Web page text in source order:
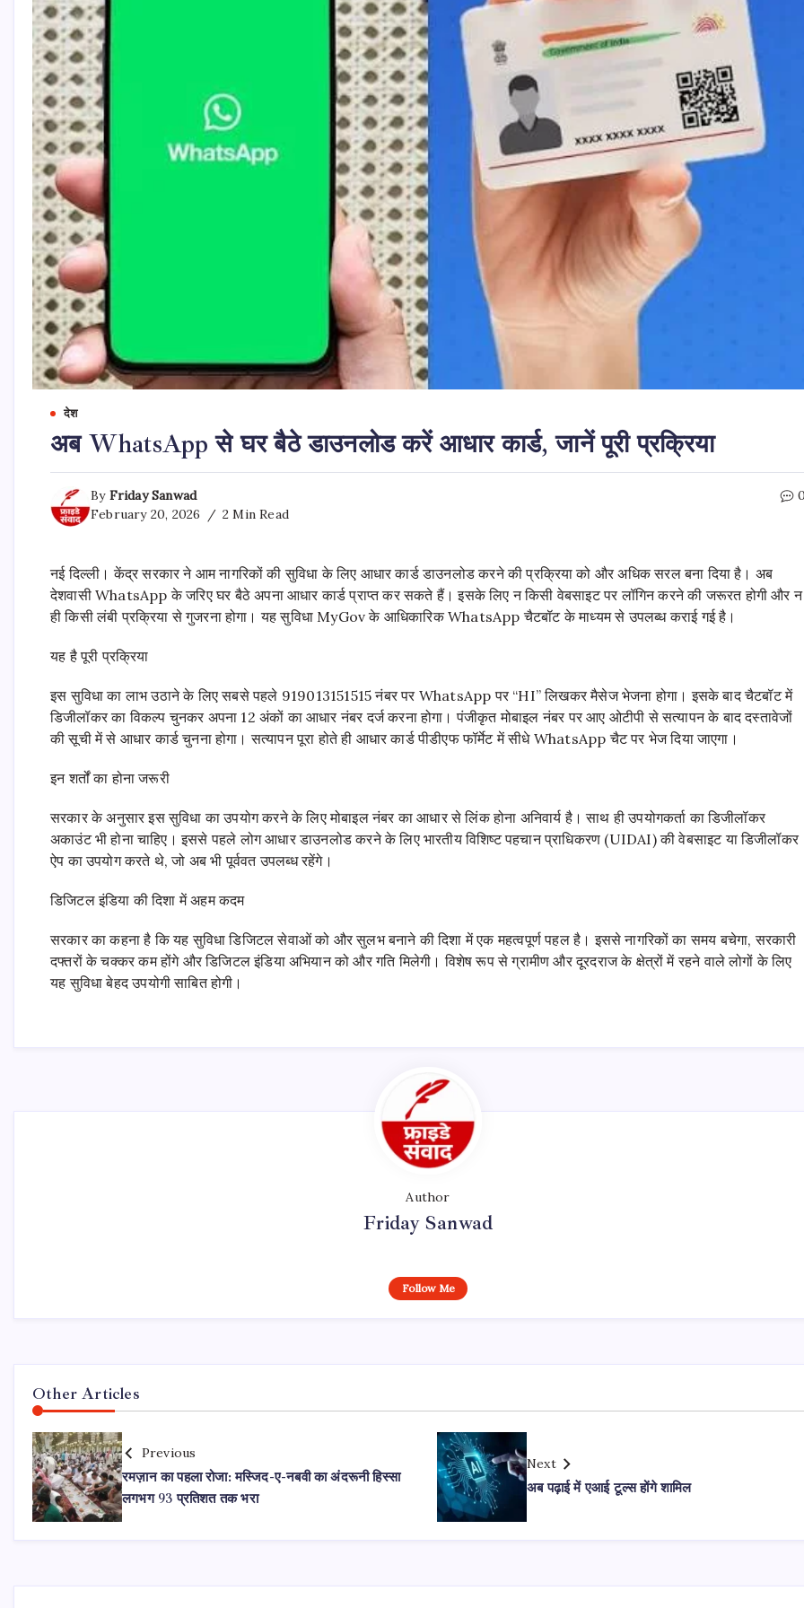
देश
अब WhatsApp से घर बैठे डाउनलोड करें आधार कार्ड, जानें पूरी प्रक्रिया
By Friday Sanwad
February 20, 2026
2 Min Read
नई दिल्ली। केंद्र सरकार ने आम नागरिकों की सुविधा के लिए आधार कार्ड डाउनलोड करने की प्रक्रिया को और अधिक सरल बना दिया है। अब
देशवासी WhatsApp के जरिए घर बैठे अपना आधार कार्ड प्राप्त कर सकते हैं। इसके लिए न किसी वेबसाइट पर लॉगिन करने की जरूरत होगी और न
ही किसी लंबी प्रक्रिया से गुजरना होगा। यह सुविधा MyGov के आधिकारिक WhatsApp चैटबॉट के माध्यम से उपलब्ध कराई गई है।
यह है पूरी प्रक्रिया
इस सुविधा का लाभ उठाने के लिए सबसे पहले 919013151515 नंबर पर WhatsApp पर “HI” लिखकर मैसेज भेजना होगा। इसके बाद चैटबॉट में
डिजीलॉकर का विकल्प चुनकर अपना 12 अंकों का आधार नंबर दर्ज करना होगा। पंजीकृत मोबाइल नंबर पर आए ओटीपी से सत्यापन के बाद दस्तावेजों
की सूची में से आधार कार्ड चुनना होगा। सत्यापन पूरा होते ही आधार कार्ड पीडीएफ फॉर्मेट में सीधे WhatsApp चैट पर भेज दिया जाएगा।
इन शर्तों का होना जरूरी
सरकार के अनुसार इस सुविधा का उपयोग करने के लिए मोबाइल नंबर का आधार से लिंक होना अनिवार्य है। साथ ही उपयोगकर्ता का डिजीलॉकर
अकाउंट भी होना चाहिए। इससे पहले लोग आधार डाउनलोड करने के लिए भारतीय विशिष्ट पहचान प्राधिकरण (UIDAI) की वेबसाइट या डिजीलॉकर
ऐप का उपयोग करते थे, जो अब भी पूर्ववत उपलब्ध रहेंगे।
डिजिटल इंडिया की दिशा में अहम कदम
सरकार का कहना है कि यह सुविधा डिजिटल सेवाओं को और सुलभ बनाने की दिशा में एक महत्वपूर्ण पहल है। इससे नागरिकों का समय बचेगा, सरकारी
दफ्तरों के चक्कर कम होंगे और डिजिटल इंडिया अभियान को और गति मिलेगी। विशेष रूप से ग्रामीण और दूरदराज के क्षेत्रों में रहने वाले लोगों के लिए
यह सुविधा बेहद उपयोगी साबित होगी।
Author
Friday Sanwad
Follow Me
Other Articles
Previous
रमज़ान का पहला रोजा: मस्जिद-ए-नबवी का अंदरूनी हिस्सा
लगभग 93 प्रतिशत तक भरा
Next
अब पढ़ाई में एआई टूल्स होंगे शामिल